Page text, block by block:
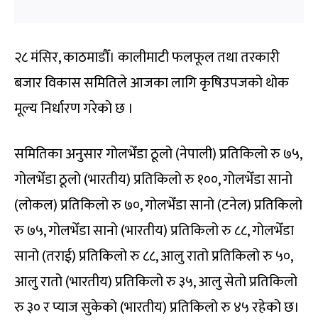
२८ मंसिर, काठमाडौँ। कालीमाटी फलफूल तथा तरकारी
बजार विकास समितिले आजका लागि कृषिउपजको थोक
मूल्य निर्धारण गरेको छ ।
समितिका अनुसार गोलभेँडा ठूलो (नेपाली) प्रतिकिलो रु ७५,
गोलभेँडा ठूलो (भारतीय) प्रतिकिलो रु १००, गोलभेँडा सानो
(लोकल) प्रतिकिलो रु ७०, गोलभेँडा सानो (टनेल) प्रतिकिलो
रु ७५, गोलभेँडा सानो (भारतीय) प्रतिकिलो रु ८८, गोलभेँडा
सानो (तराई) प्रतिकिलो रु ८८, आलु रातो प्रतिकिलो रु ५०,
आलु रातो (भारतीय) प्रतिकिलो रु ३५, आलु सेतो प्रतिकिलो
रु ३० र प्याज सुकेको (भारतीय) प्रतिकिलो रु ४५ रहेको छ।